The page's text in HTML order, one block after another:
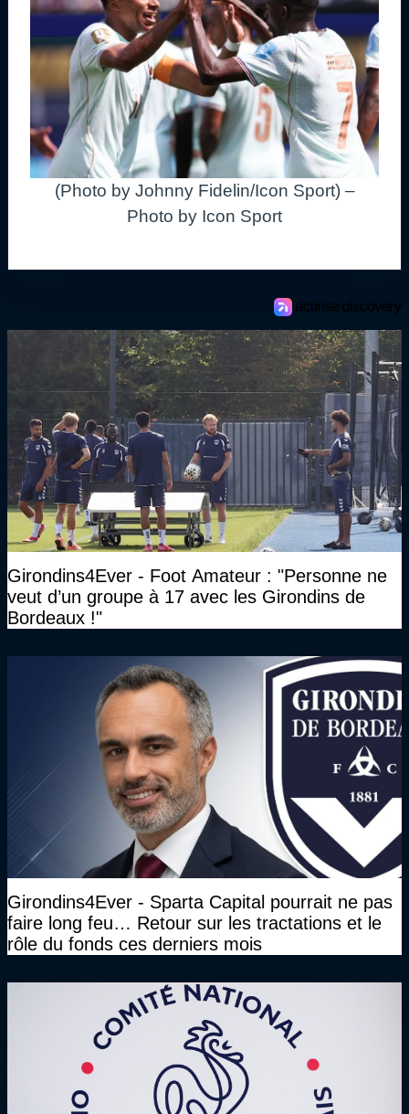
(Photo by Johnny Fidelin/Icon Sport) –
Photo by Icon Sport
Girondins4Ever - Foot Amateur : "Personne ne
veut d’un groupe à 17 avec les Girondins de
Bordeaux !"
Girondins4Ever - Sparta Capital pourrait ne pas
faire long feu… Retour sur les tractations et le
rôle du fonds ces derniers mois